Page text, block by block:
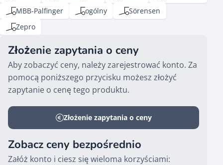
MBB-Palfinger
ogólny
Sörensen
Zepro
Złożenie zapytania o ceny
Aby zobaczyć ceny, należy zarejestrować konto. Za
pomocą poniższego przycisku możesz złożyć
zapytanie o cenę tego produktu.
Złożenie zapytania o ceny
Zobacz ceny bezpośrednio
Załóż konto i ciesz się wieloma korzyściami: